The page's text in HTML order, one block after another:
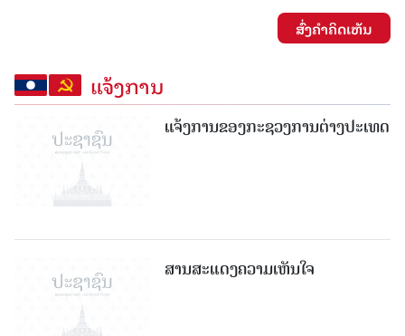
ສົ່ງຄໍາຄິດເຫັນ
ແຈ້ງການ
ແຈ້ງການຂອງກະຊວງການຕ່າງປະເທດ
ສານສະແດງຄວາມເຫັນໃຈ